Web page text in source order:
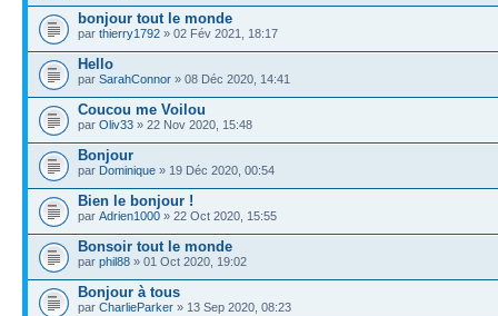
bonjour tout le monde
par thierry1792 » 02 Fév 2021, 18:17
Hello
par SarahConnor » 08 Déc 2020, 14:41
Coucou me Voilou
par Oliv33 » 22 Nov 2020, 15:48
Bonjour
par Dominique » 19 Déc 2020, 00:54
Bien le bonjour !
par Adrien1000 » 22 Oct 2020, 15:55
Bonsoir tout le monde
par phil88 » 01 Oct 2020, 19:02
Bonjour à tous
par CharlieParker » 13 Sep 2020, 08:23